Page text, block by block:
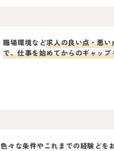
職場環境など求人の良い点・悪
で、仕事を始めてからのギャップ
色々な条件やこれまでの経験どを